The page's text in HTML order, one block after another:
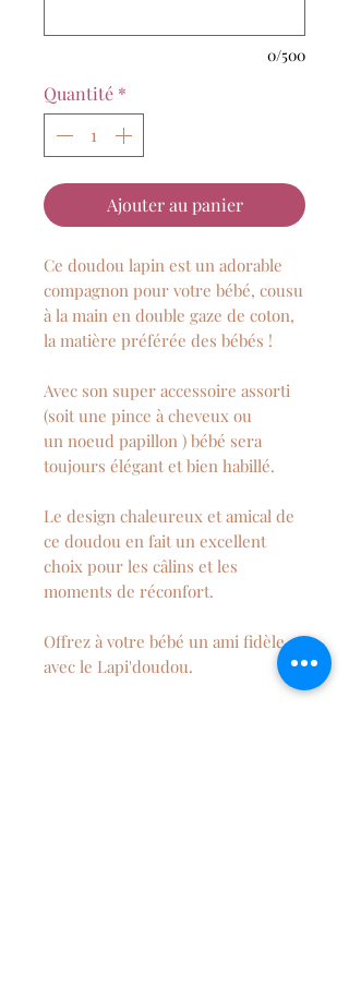
0/500
Quantité *
Ajouter au panier
Ce doudou lapin est un adorable
compagnon pour votre bébé, cousu
à la main en double gaze de coton,
la matière préférée des bébés !
Avec son super accessoire assorti
(soit une pince à cheveux ou
un noeud papillon ) bébé sera
toujours élégant et bien habillé.
Le design chaleureux et amical de
ce doudou en fait un excellent
choix pour les câlins et les
moments de réconfort.
Offrez à votre bébé un ami fidèle
avec le Lapi'doudou.